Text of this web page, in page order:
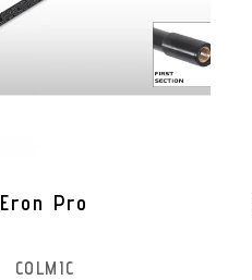
Eron Pro
COLMIC